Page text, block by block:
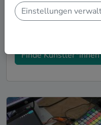
Electronic Live-Acts,
Vorstellungen und
Finde Künstler*innen
Einstellungen